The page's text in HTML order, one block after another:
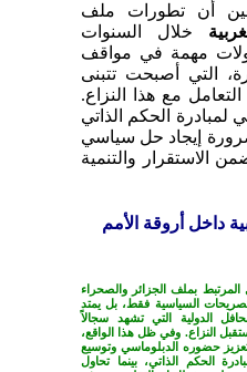
أن تطورات ملف
خلال السنوات
مهمة في مواقف
التي أصبحت تتبنى
مع هذا النزاع.
لمبادرة الحكم الذاتي
إيجاد حل سياسي
الاستقرار والتنمية
داخل أروقة الأمم
المرتبط بملف الجزائر والصحراء
السياسية فقط، بل يمتد
الدولية التي تشهد سجالاً
النزاع. وفي ظل هذا الواقع،
حضوره الدبلوماسي وتوسيع
الحكم الذاتي، بينما تحاول